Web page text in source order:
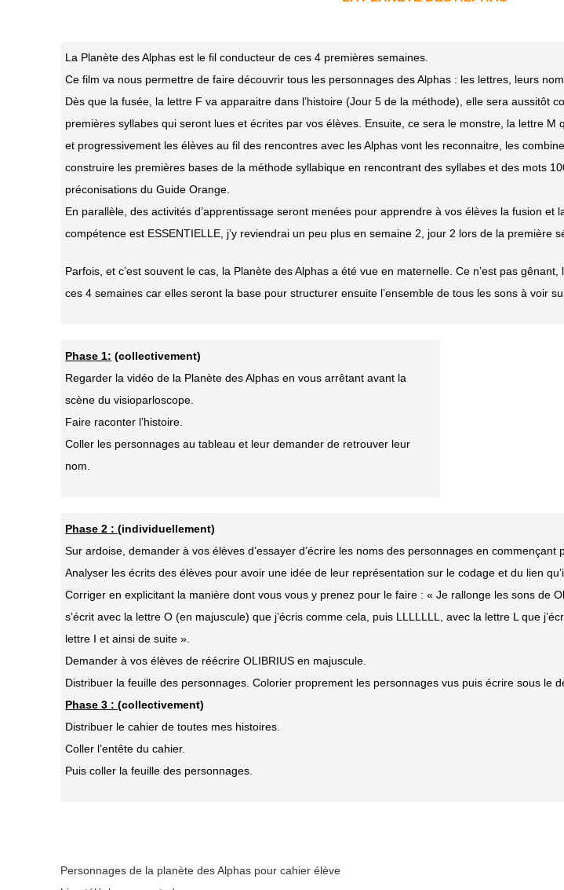
La Planète des Alphas est le fil conducteur de ces 4 premières semaines.
Ce film va nous permettre de faire découvrir tous les personnages des Alphas : les lettres, leurs
Dès que la fusée, la lettre F va apparaitre dans l’histoire (Jour 5 de la méthode), elle sera aussitôt
premières syllabes qui seront lues et écrites par vos élèves. Ensuite, ce sera le monstre, la lettre M
et progressivement les élèves au fil des rencontres avec les Alphas vont les reconnaitre, les
construire les premières bases de la méthode syllabique en rencontrant des syllabes et des mots
préconisations du Guide Orange.
En parallèle, des activités d’apprentissage seront menées pour apprendre à vos élèves la fusion et
compétence est ESSENTIELLE, j’y reviendrai un peu plus en semaine 2, jour 2 lors de la première
Parfois, et c’est souvent le cas, la Planète des Alphas a été vue en maternelle. Ce n’est pas gênant,
ces 4 semaines car elles seront la base pour structurer ensuite l’ensemble de tous les sons à voir sur
Phase 1: (collectivement)
Regarder lavidéo de la Planète des Alphas en vous arrêtant avant la
scène du visioparloscope.
Faire raconter l’histoire.
Coller les personnages au tableau et leur demander de retrouver leur
nom.
Phase 2 :(individuellement)
Sur ardoise, demander à vos élèves d’essayer d’écrire les noms des personnages en commençant
Analyser les écrits des élèves pour avoir une idée de leur représentation sur le codage et du lien
Corriger en explicitant la manière dont vous vous y prenez pour le faire : « Je rallonge les sons de
s’écrit avec la lettre O (en majuscule) que j’écris comme cela, puis LLLLLLL, avec la lettre L que
lettre I et ainsi de suite ».
Demander à vos élèves de réécrire OLIBRIUS en majuscule.
Distribuer la feuille des personnages. Colorier proprement les personnages vus puis écrire sous le
Phase 3 :(collectivement)
Distribuer le cahier de toutes mes histoires.
Coller l’entête du cahier.
Puis coller la feuille des personnages.
Personnages de la planète des Alphas pour cahier élève